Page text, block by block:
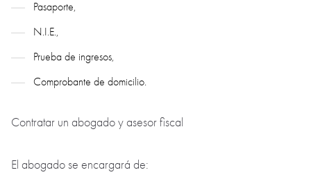
Pasaporte,
N.I.E.,
Prueba de ingresos,
Comprobante de domicilio.
Contratar un abogado y asesor fiscal
El abogado se encargará de: